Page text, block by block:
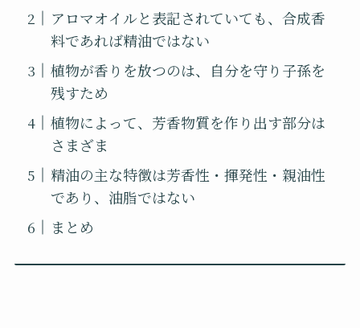
アロマオイルと表記されていても、合成香
料であれば精油ではない
植物が香りを放つのは、自分を守り子孫を
残すため
植物によって、芳香物質を作り出す部分は
さまざま
精油の主な特徴は芳香性・揮発性・親油性
であり、油脂ではない
まとめ